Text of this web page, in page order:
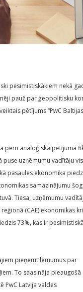
pesimistiskākiem nekā
pauž par ģeopolitisku
pētījums “PwC Baltijas
pērn analoģiskā pētījumā
uzņēmumu vadītāju
pasaules ekonomika
samazinājumu
Tiesa, uzņēmumu
(CAE) ekonomikas
73%, kas ir
pieņemt lēmumus par
To saasināja pieaugošā
PwC Latvija valdes